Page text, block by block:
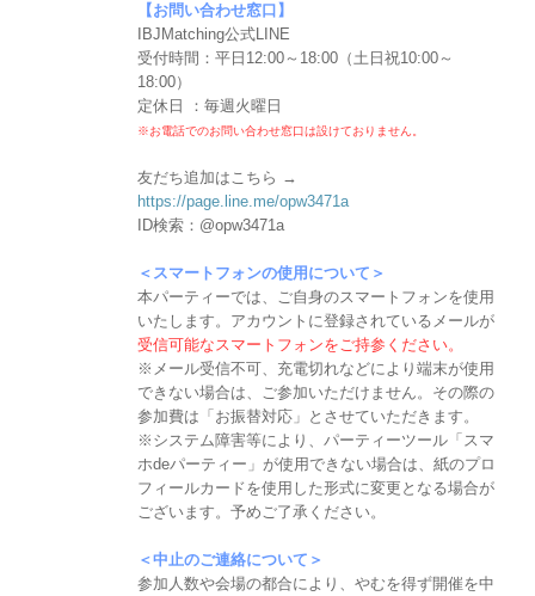
【お問い合わせ窓口】
IBJMatching公式LINE
受付時間：平日12:00～18:00（土日祝10:00～
18:00）
定休日 ：毎週火曜日
※お電話でのお問い合わせ窓口は設けておりません。
友だち追加はこちら →
https://page.line.me/opw3471a
ID検索：@opw3471a
＜スマートフォンの使用について＞
本パーティーでは、ご自身のスマートフォンを使用
いたします。アカウントに登録されているメールが
受信可能なスマートフォンをご持参ください。
※メール受信不可、充電切れなどにより端末が使用
できない場合は、ご参加いただけません。その際の
参加費は「お振替対応」とさせていただきます。
※システム障害等により、パーティーツール「スマ
ホdeパーティー」が使用できない場合は、紙のプロ
フィールカードを使用した形式に変更となる場合が
ございます。予めご了承ください。
＜中止のご連絡について＞
参加人数や会場の都合により、やむを得ず開催を中